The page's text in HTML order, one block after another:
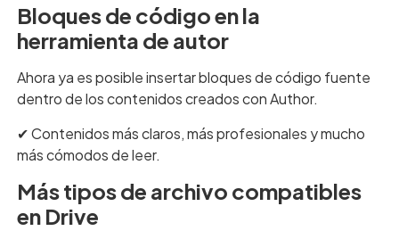
Bloques de código en la
herramienta de autor
Ahora ya es posible insertar bloques de código fuente
dentro de los contenidos creados con Author.
✔︎ Contenidos más claros, más profesionales y mucho
más cómodos de leer.
Más tipos de archivo compatibles
en Drive